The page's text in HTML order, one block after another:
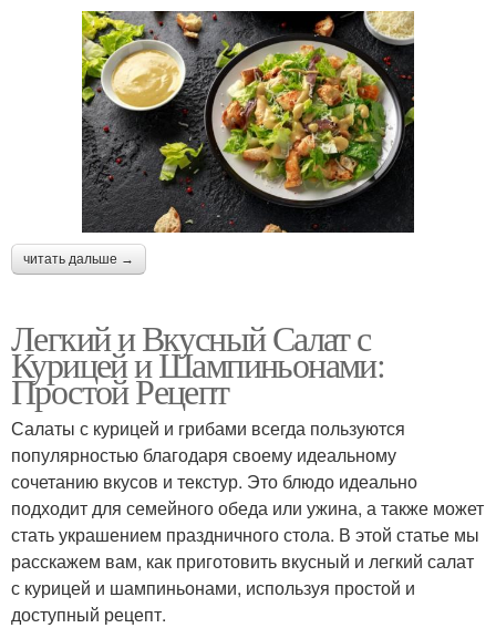
читать дальше →
Легкий и Вкусный Салат с
Курицей и Шампиньонами:
Простой Рецепт
Салаты с курицей и грибами всегда пользуются
популярностью благодаря своему идеальному
сочетанию вкусов и текстур. Это блюдо идеально
подходит для семейного обеда или ужина, а также может
стать украшением праздничного стола. В этой статье мы
расскажем вам, как приготовить вкусный и легкий салат
с курицей и шампиньонами, используя простой и
доступный рецепт.